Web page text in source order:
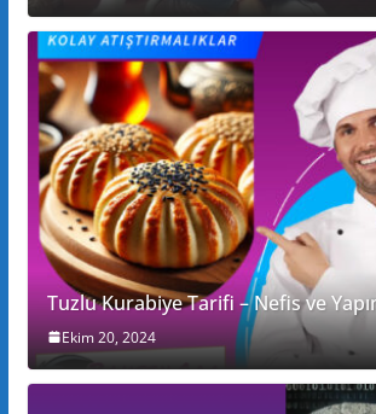
Tuzlu Kurabiye Tarifi – Nefis ve
Ekim 20, 2024